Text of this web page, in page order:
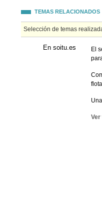
TEMAS RELACIONADOS
Selección de temas
En soitu.es
El
flota
Ver